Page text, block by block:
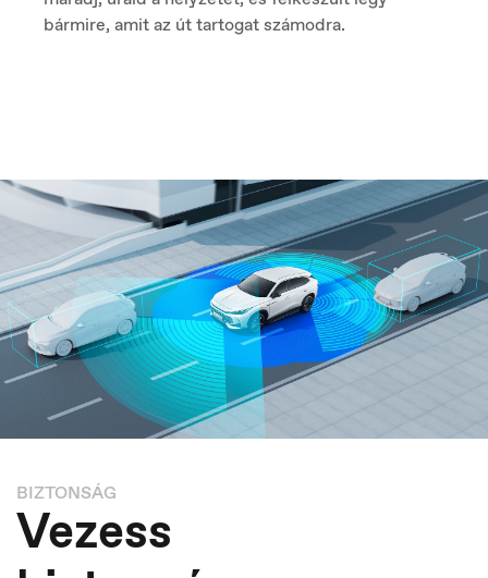
Europe
English
bármire, amit az út tartogat számodra.
BIZTONSÁG
Vezess